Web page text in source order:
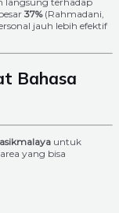
37%(Rahmadani,
jauh lebih efektif
Bahasa
untuk
yang bisa